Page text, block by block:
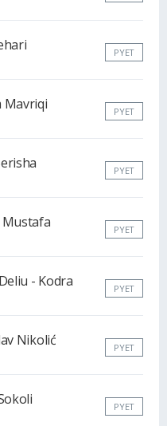
PYET
Mavriqi
PYET
PYET
Mustafa
PYET
- Kodra
PYET
Nikolić
PYET
PYET